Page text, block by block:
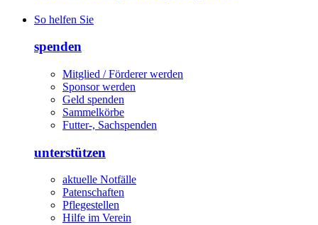
So helfen Sie
spenden
Mitglied / Förderer werden
Sponsor werden
Geld spenden
Sammelkörbe
Futter-, Sachspenden
unterstützen
aktuelle Notfälle
Patenschaften
Pflegestellen
Hilfe im Verein